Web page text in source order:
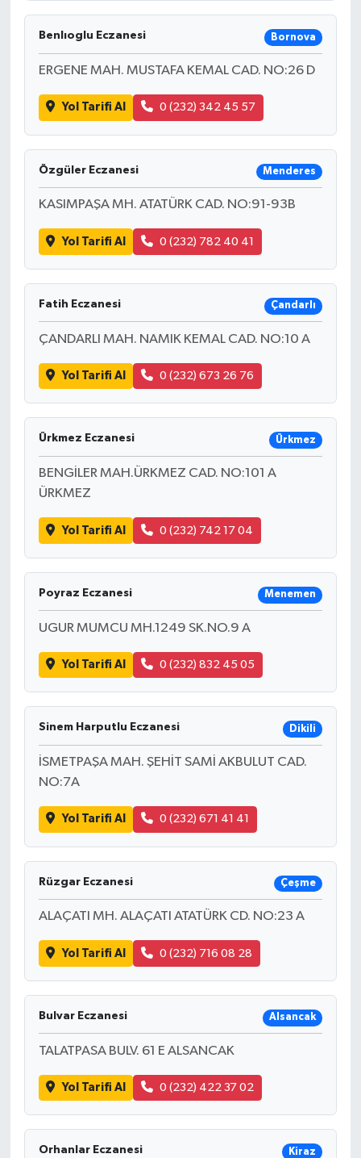
Benlıoglu Eczanesi Bornova
ERGENE MAH. MUSTAFA KEMAL CAD. NO:26 D
Yol Tarifi Al 0 (232) 342 45 57
Özgüler Eczanesi Menderes
KASIMPAŞA MH. ATATÜRK CAD. NO:91-93B
Yol Tarifi Al 0 (232) 782 40 41
Fatih Eczanesi Çandarlı
ÇANDARLI MAH. NAMIK KEMAL CAD. NO:10 A
Yol Tarifi Al 0 (232) 673 26 76
Ürkmez Eczanesi Ürkmez
BENGİLER MAH.ÜRKMEZ CAD. NO:101 A
ÜRKMEZ
Yol Tarifi Al 0 (232) 742 17 04
Poyraz Eczanesi Menemen
UGUR MUMCU MH.1249 SK.NO.9 A
Yol Tarifi Al 0 (232) 832 45 05
Sinem Harputlu Eczanesi Dikili
İSMETPAŞA MAH. ŞEHİT SAMİ AKBULUT CAD.
NO:7A
Yol Tarifi Al 0 (232) 671 41 41
Rüzgar Eczanesi Çeşme
ALAÇATI MH. ALAÇATI ATATÜRK CD. NO:23 A
Yol Tarifi Al 0 (232) 716 08 28
Bulvar Eczanesi Alsancak
TALATPASA BULV. 61 E ALSANCAK
Yol Tarifi Al 0 (232) 422 37 02
Orhanlar Eczanesi Kiraz